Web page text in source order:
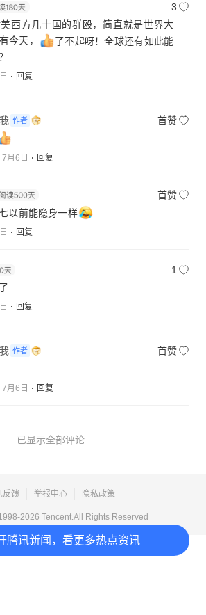
腾讯新闻，看更多热点资讯
3
西方几十国的群殴，简直就是世界大
今天，
了不起呀！全球还有如此能
回复
作者
首赞
7月6日 回复
首赞
以前能隐身一样
回复
1
回复
作者 首赞
7月6日 回复
已显示全部评论
反馈 举报中心 隐私政策
2026 Tencent.All Rights Reserved